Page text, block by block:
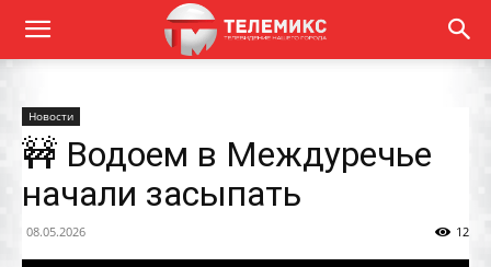
Новости
🚧 Водоем в Междуречье
начали засыпать
08.05.2026 12